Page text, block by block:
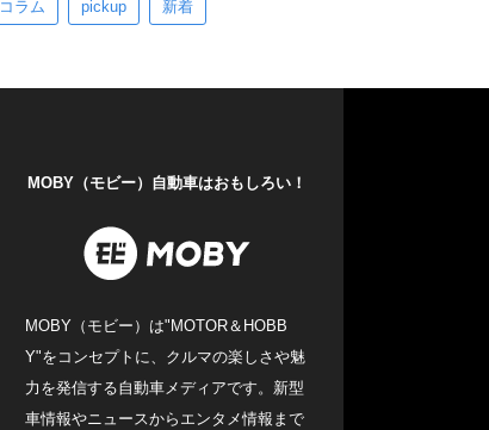
コラム pickup 新着
MOBY（モビー）自動車はおもしろい！
MOBY（モビー）は"MOTOR＆HOBB
Y"をコンセプトに、クルマの楽しさや魅
力を発信する自動車メディアです。新型
車情報やニュースからエンタメ情報まで